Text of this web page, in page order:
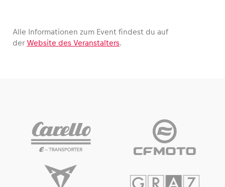
Fahrzeug
Alle anzeigen
Alle Informationen zum Event findest du auf
der Website des Veranstalters.